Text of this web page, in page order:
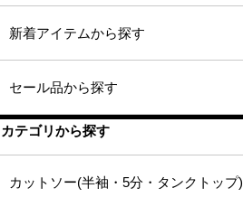
新着アイテムから探す
セール品から探す
カテゴリから探す
カットソー(半袖・5分・タンクトップ)